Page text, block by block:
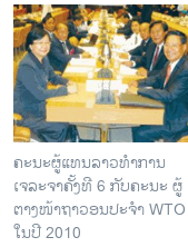
ຄະນະຜູ້ແທນລາວທໍາການ
ເຈລະຈາຄັ້ງທີ 6 ກັບຄະນະ ຜູ້
ຕາງໜ້າຖາວອນປະຈໍາ WTO
ໃນປີ 2010